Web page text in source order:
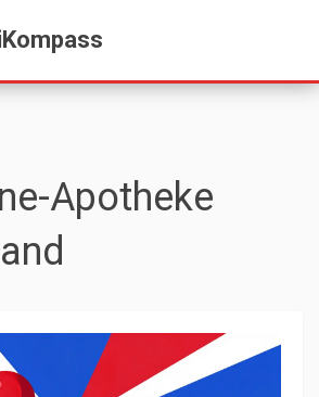
Apotheke